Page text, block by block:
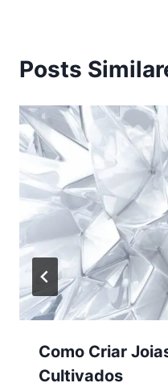
Posts
Como Criar
Cultivados